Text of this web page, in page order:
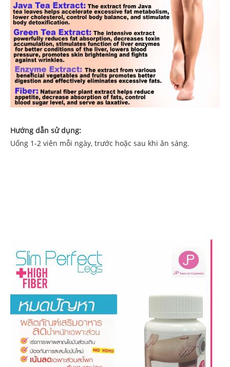
Hướng dẫn sử dụng:
Uống 1-2 viên mỗi ngày, trước hoặc sau khi ăn sáng.